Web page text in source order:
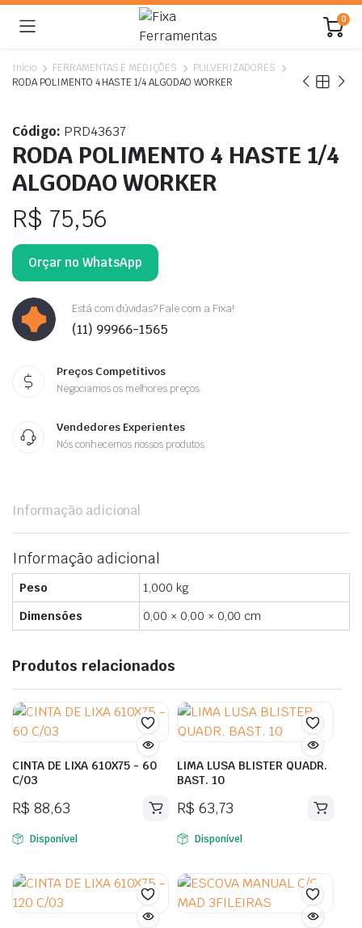
0
Início FERRAMENTAS E MEDIÇÕES
PULVERIZADORES
RODA POLIMENTO 4 HASTE 1/4 ALGODAO WORKER
Código: PRD43637
RODA POLIMENTO 4 HASTE 1/4
ALGODAO WORKER
R$ 75,56
Orçar no WhatsApp
Está com dúvidas? Fale com a Fixa!
(11) 99966-1565
Preços Competitivos
Negociamos os melhores preços.
Vendedores Experientes
Nós conhecemos nossos produtos.
Informação adicional
Informação adicional
Peso
1,000 kg
Dimensões
0,00 × 0,00 × 0,00 cm
Produtos relacionados
CINTA DE LIXA 610X75 - 60
C/03
R$ 88,63
Disponível
LIMA LUSA BLISTER QUADR.
BAST. 10
R$ 63,73
Disponível